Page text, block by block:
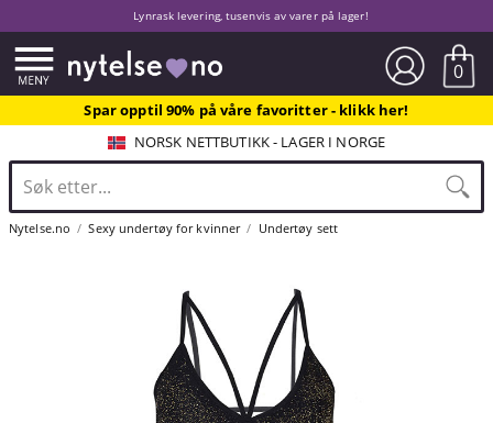
Lynrask levering, tusenvis av varer på lager!
0
Spar opptil 90% på våre favoritter - klikk her!
NORSK NETTBUTIKK - LAGER I NORGE
Nytelse.no Sexy undertøy for kvinner Undertøy sett